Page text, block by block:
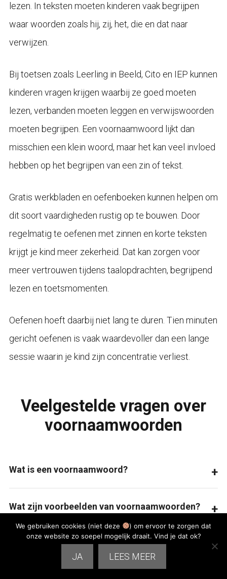
lezen. In teksten moeten kinderen vaak begrijpen
waar woorden zoals hij, zij, het, die en dat naar
verwijzen.
Bij toetsen zoals Leerling in Beeld, Cito en IEP kunnen
kinderen vragen krijgen waarbij ze goed moeten
lezen, verbanden moeten leggen en verwijswoorden
moeten begrijpen. Een voornaamwoord lijkt dan
misschien een klein woord, maar het kan veel invloed
hebben op het begrijpen van een zin of tekst.
Gratis werkbladen en oefenboeken kunnen helpen om
dit soort vaardigheden rustig op te bouwen. Door
regelmatig te oefenen met zinnen en korte teksten
krijgt je kind meer zekerheid. Dat kan zorgen voor
meer vertrouwen tijdens taalopdrachten, begrijpend
lezen en toetsmomenten.
Oefenen hoeft daarbij niet lang te duren. Tien minuten
gericht oefenen is vaak waardevoller dan een lange
sessie waarin je kind zijn concentratie verliest.
Veelgestelde vragen over
voornaamwoorden
Wat is een voornaamwoord?
Wat zijn voorbeelden van voornaamwoorden?
Welke soorten voornaamwoorden zijn er?
We gebruiken cookies (niet deze
) om ervoor te zorgen dat
onze website zo soepel mogelijk draait. Vind je dat ok?
JA LEES MEER